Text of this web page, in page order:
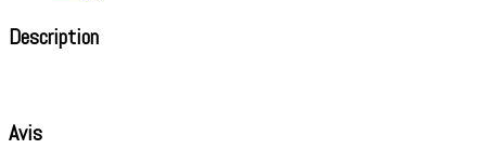
Description
Avis